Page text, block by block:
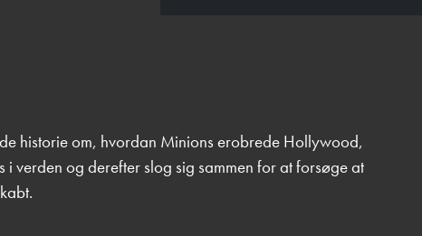
historie om, hvordan Minions erobrede Hollywood,
i verden og derefter slog sig sammen for at forsøge at